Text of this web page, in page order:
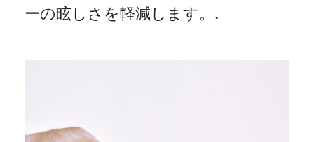
ーの眩しさを軽減します。.